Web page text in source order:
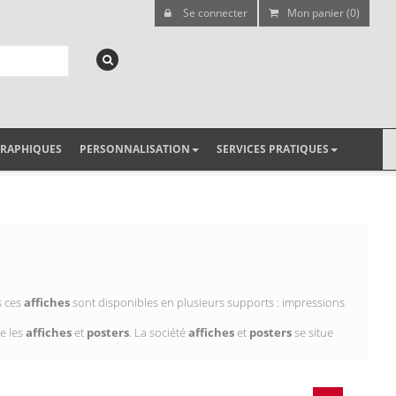
Se connecter Mon panier (0)
PERSONNALISATION SERVICES PRATIQUES
cesaffichessont disponibles en plusieurs supports : impressions
lesafficheset posters. La sociétéafficheset postersse situe